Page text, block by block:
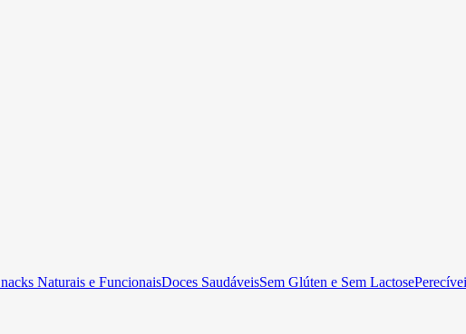
Naturais e FuncionaisDoces SaudáveisSem Glúten e Sem Lactose